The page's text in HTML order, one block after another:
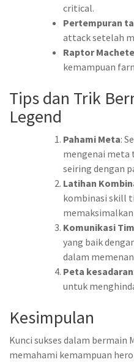
critical.
Pertempuran
attack setelah
Raptor Machete
kemampuan
Tips dan Trik
Legend
Pahami Meta:
mengenai meta
seiring dengan
Latihan
kombinasi skill
Komunikasi Tim
yang baik
dalam
Peta kesadaran
untuk
Kesimpulan
Kunci sukses dalam bermain
memahami kemampuan